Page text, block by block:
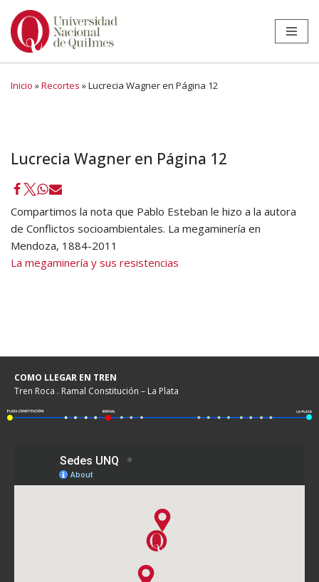
Ir
Inicio »Recortes »Lucrecia Wagner en Página 12
Lucrecia Wagner en Página 12
Compartimos la nota que Pablo Esteban le hizo a la autora
de Conflictos socioambientales. La megaminería en
Mendoza, 1884-2011
La megaminería y sus resistencias
COMO LLEGAR EN TREN
Tren Roca . Ramal Constitución – La Plata